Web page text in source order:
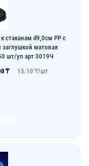
стаканам d9,0см PP с
заглушкой матовая
шт/уп арт 3019Ч
₸ 15.10 ₸/шт